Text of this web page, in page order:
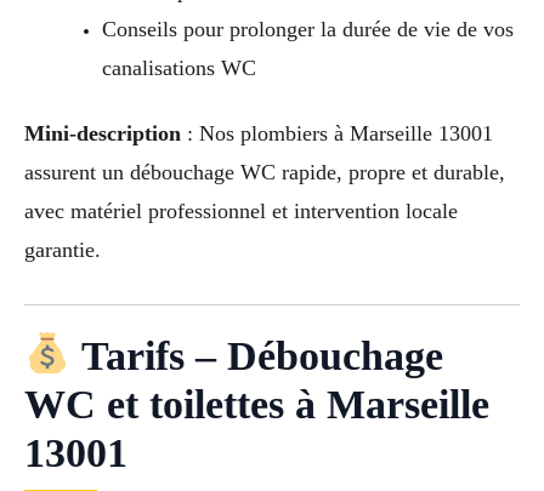
Conseils pour prolonger la durée de vie de vos
canalisations WC
Mini-description : Nos plombiers à Marseille 13001
assurent un débouchage WC rapide, propre et durable,
avec matériel professionnel et intervention locale
garantie.
Tarifs – Débouchage
WC et toilettes à Marseille
13001